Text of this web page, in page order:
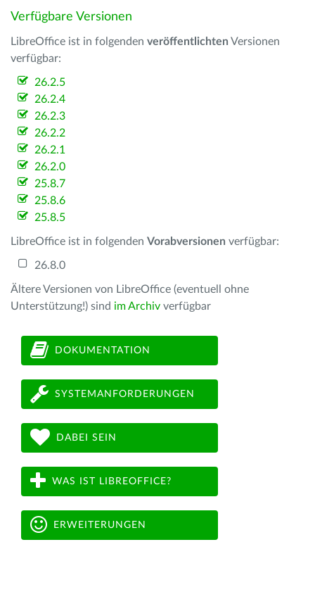
Verfügbare Versionen
LibreOffice ist in folgenden veröffentlichten Versionen
verfügbar:
26.2.5
26.2.4
26.2.3
26.2.2
26.2.1
26.2.0
25.8.7
25.8.6
25.8.5
LibreOffice ist in folgenden Vorabversionen verfügbar:
26.8.0
Ältere Versionen von LibreOffice (eventuell ohne
Unterstützung!) sind im Archiv verfügbar
DOKUMENTATION
SYSTEMANFORDERUNGEN
DABEI SEIN
WAS IST LIBREOFFICE?
ERWEITERUNGEN